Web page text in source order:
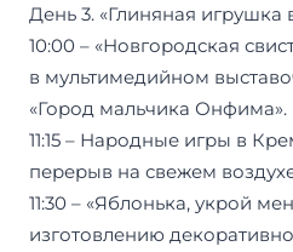
День 3. «Глиняная игрушка
10:00 – «Новгородская
в мультимедийном
«Город мальчика Онфима».
11:15 – Народные игры в
перерыв на свежем
11:30 – «Яблонька, укрой
изготовлению